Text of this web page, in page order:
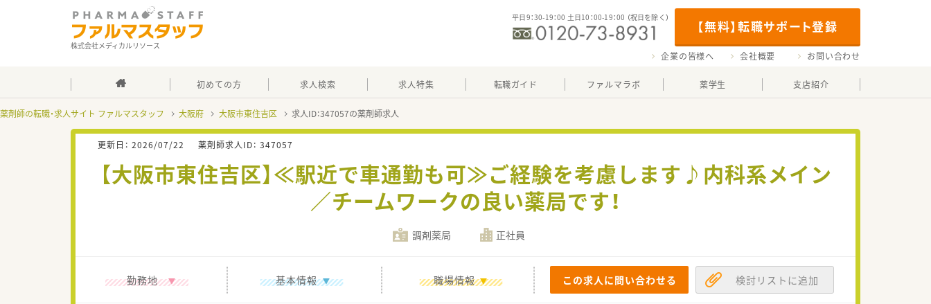
株式会社メディカルリソース
【無料】転職サポート登録
平日9：30-19：00 土日10：00-19：00 （祝日を除く）
企業の皆様へ 会社概要 お問い合わせ
初めての方 求人検索 求人特集 転職ガイド ファルマラボ 薬学生 支店紹介
薬剤師の転職・求人サイト ファルマスタッフ 大阪府 大阪市東住吉区 求人ID：347057の薬剤師求人
更新日： 2026/07/22 薬剤師求人ID： 347057
【大阪市東住吉区】≪駅近で車通勤も可≫ご経験を考慮します♪内科系メイン
／チームワークの良い薬局です！
調剤薬局 正社員
勤務地 基本情報 職場情報 この求人に問い合わせる 検討リストに追加